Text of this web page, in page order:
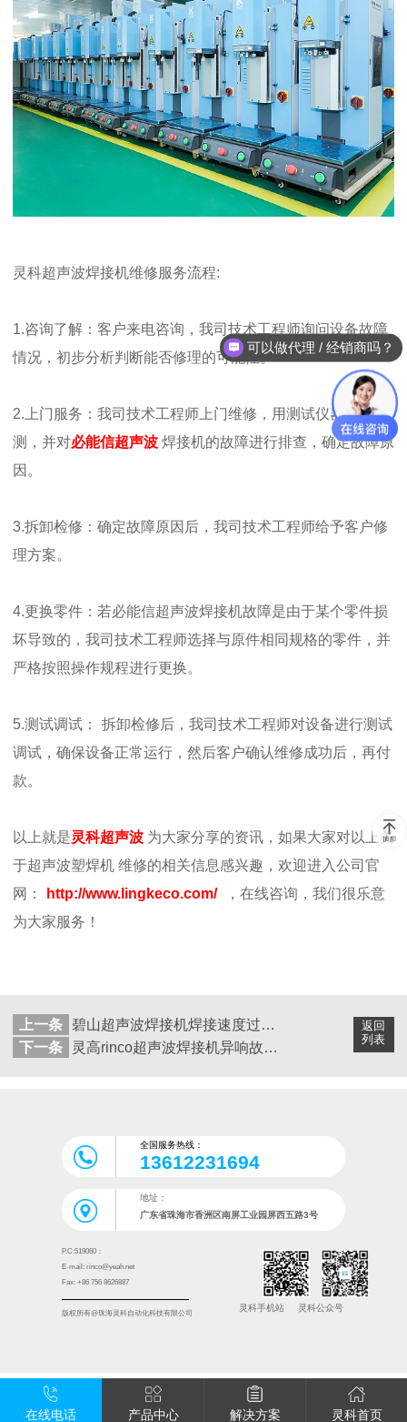
灵科超声波焊接机维修服务流程:
1.咨询了解 ： 客户来电咨询，我司技术工程师询问设备故障
情况，初步分析判断能否修理的可能性。
2.上门服务：我司技术工程师上门维修，用测试仪器进行检
测，并对必能信超声波 焊接机的故障进行排查，确定故障原
因。
3.拆卸检修：确定故障原因后，我司技术工程师给予客户修
理方案。
4.更换零件：若必能信超声波焊接机故障是由于某个零件损
坏导致的，我司技术工程师选择与原件相同规格的零件，并
严格按照操作规程进行更换。
5.测试调试：
拆卸检修后，我司技术工程师对设备进行测试
调试，确保设备正常运行，然后客户确认维修成功后，再付
款。
以上就是灵科超声波 为大家分享的资讯，如果大家对以上关
于超声波塑焊机 维修的相关信息感兴趣，欢迎进入公司官
网：
http://www.lingkeco.com/
，在线咨询，我们很乐意
为大家服务！
返回
列表
上一条
碧山超声波焊接机焊接速度过慢的故障如何处理
下一条
灵高rinco超声波焊接机异响故障如何维修
全国服务热线：
13612231694
地址：
广东省珠海市香洲区南屏工业园屏西五路3号
P.C:519060：
E-mail: rinco@yeah.net
Fax: +86 756 8626887
版权所有@珠海灵科自动化科技有限公司
灵科手机站 灵科公众号
在线电话 产品中心 解决方案 灵科首页
可以做代理 / 经销商吗？